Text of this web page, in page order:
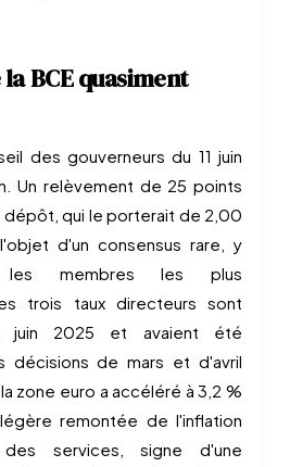
BCE quasiment
des gouverneurs du 11 juin
Un relèvement de 25 points
dépôt, qui le porterait de 2,00
d'un consensus rare, y
les membres les plus
trois taux directeurs sont
juin 2025 et avaient été
décisions de mars et d'avril
zone euro a accéléré à 3,2 %
remontée de l'inflation
services, signe d'une